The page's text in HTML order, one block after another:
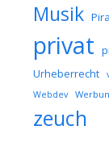
Musik
privat
Urheberrecht
Webdev
zeuch